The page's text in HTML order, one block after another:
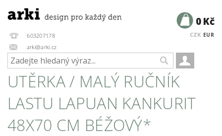
603207178
arki@arki.cz
CZK EUR
0 Kč
UTĚRKA / MALÝ RUČNÍK
LASTU LAPUAN KANKURIT
48X70 CM BÉŽOVÝ*